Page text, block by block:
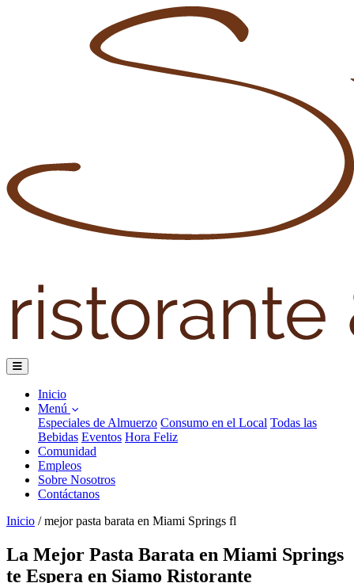
Inicio
Menú
Especiales de Almuerzo Consumo en el Local Todas las
Bebidas Eventos Hora Feliz
Comunidad
Empleos
Sobre Nosotros
Contáctanos
Inicio / mejor pasta barata en Miami Springs fl
La Mejor Pasta Barata en Miami Springs
te Espera en Siamo Ristorante